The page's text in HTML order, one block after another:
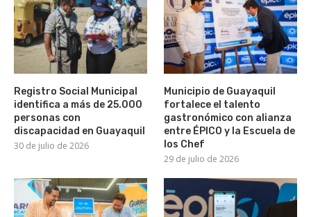
Registro Social Municipal
identifica a más de 25.000
personas con
discapacidad en Guayaquil
30 de julio de 2026
Municipio de Guayaquil
fortalece el talento
gastronómico con alianza
entre ÉPICO y la Escuela de
los Chef
29 de julio de 2026